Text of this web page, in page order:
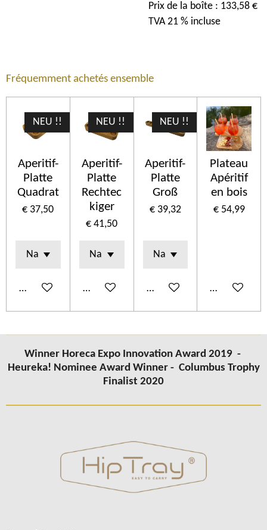
Prix de la boîte : 133,58 €
TVA 21 % incluse
Fréquemment achetés ensemble
NEU !!
Aperitif-
Platte
Quadrat
€ 37,50
In winkelwagen
NEU !!
Aperitif-
Platte
Rechtec
kiger
€ 41,50
In winkelwagen
NEU !!
Aperitif-
Platte
Groß
€ 39,32
In winkelwagen
Plateau
Apéritif
en bois
€ 54,99
In
Winner Horeca Expo Innovation Award 2019 -
Heureka! Nominee Award Winner - Columbus Trophy
Finalist 2020